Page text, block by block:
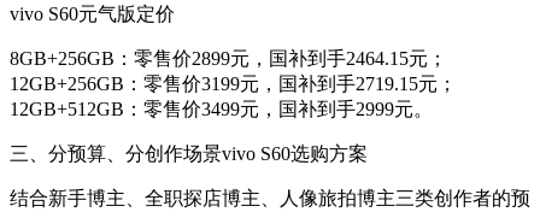
vivo S60元气版定价
8GB+256GB：零售价2899元，国补到手2464.15元；
12GB+256GB：零售价3199元，国补到手2719.15元；
12GB+512GB：零售价3499元，国补到手2999元。
三、分预算、分创作场景vivo S60选购方案
结合新手博主、全职探店博主、人像旅拍博主三类创作者的预